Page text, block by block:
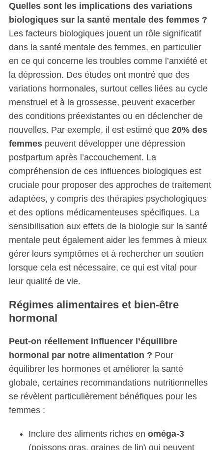
Quelles sont les implications des variations
biologiques sur la santé mentale des femmes ?
Les facteurs biologiques jouent un rôle significatif
dans la santé mentale des femmes, en particulier
en ce qui concerne les troubles comme l’anxiété et
la dépression. Des études ont montré que des
variations hormonales, surtout celles liées au cycle
menstruel et à la grossesse, peuvent exacerber
des conditions préexistantes ou en déclencher de
nouvelles. Par exemple, il est estimé que 20% des
femmespeuvent développer une dépression
postpartum après l’accouchement. La
compréhension de ces influences biologiques est
cruciale pour proposer des approches de traitement
adaptées, y compris des thérapies psychologiques
et des options médicamenteuses spécifiques. La
sensibilisation aux effets de la biologie sur la santé
mentale peut également aider les femmes à mieux
gérer leurs symptômes et à rechercher un soutien
lorsque cela est nécessaire, ce qui est vital pour
leur qualité de vie.
Régimes alimentaires et bien-être
hormonal
Peut-on réellement influencer l’équilibre
hormonal par notre alimentation ? Pour
équilibrer les hormones et améliorer la santé
globale, certaines recommandations nutritionnelles
se révèlent particulièrement bénéfiques pour les
femmes :
Inclure des aliments riches en oméga-3
(poissons gras, graines de lin) qui peuvent